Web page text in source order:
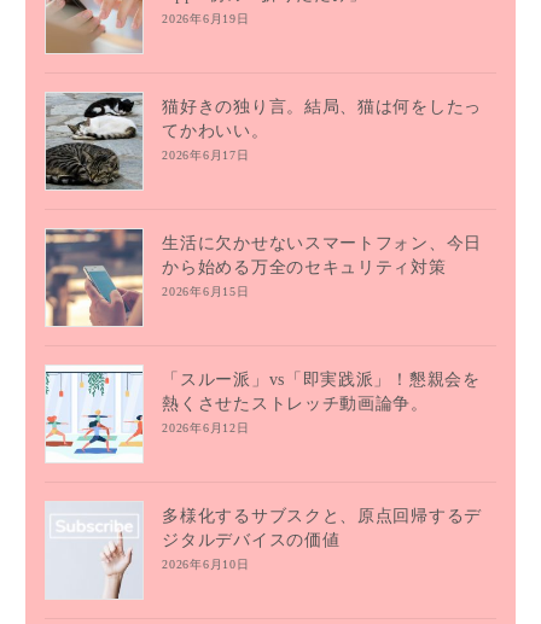
2026年6月19日
猫好きの独り言。結局、猫は何をしたっ
てかわいい。
2026年6月17日
生活に欠かせないスマートフォン、今日
から始める万全のセキュリティ対策
2026年6月15日
「スルー派」vs「即実践派」！懇親会を
熱くさせたストレッチ動画論争。
2026年6月12日
多様化するサブスクと、原点回帰するデ
ジタルデバイスの価値
2026年6月10日